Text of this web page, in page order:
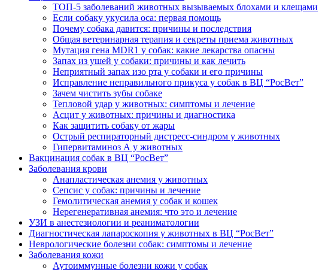
ТОП-5 заболеваний животных вызываемых блохами и клещами
Если собаку укусила оса: первая помощь
Почему собака давится: причины и последствия
Общая ветеринарная терапия и секреты приема животных
Мутация гена MDR1 у собак: какие лекарства опасны
Запах из ушей у собаки: причины и как лечить
Неприятный запах изо рта у собаки и его причины
Исправление неправильного прикуса у собак в ВЦ “РосВет”
Зачем чистить зубы собаке
Тепловой удар у животных: симптомы и лечение
Асцит у животных: причины и диагностика
Как защитить собаку от жары
Острый респираторный дистресс-синдром у животных
Гипервитаминоз А у животных
Вакцинация собак в ВЦ “РосВет”
Заболевания крови
Анапластическая анемия у животных
Сепсис у собак: причины и лечение
Гемолитическая анемия у собак и кошек
Нерегенеративная анемия: что это и лечение
УЗИ в анестезиологии и реаниматологии
Диагностическая лапароскопия у животных в ВЦ “РосВет”
Неврологические болезни собак: симптомы и лечение
Заболевания кожи
Аутоиммунные болезни кожи у собак